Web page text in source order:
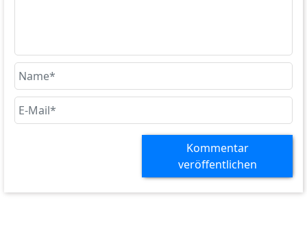
Kommentar
veröffentlichen